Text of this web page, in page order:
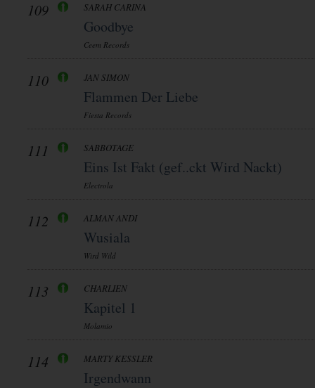
109 SARAH CARINA
Goodbye
Ceem Records
110 JAN SIMON
Flammen Der Liebe
Fiesta Records
111 SABBOTAGE
Eins Ist Fakt (gef..ckt Wird Nackt)
Electrola
112 ALMAN ANDI
Wusiala
Wird Wild
113 CHARLIEN
Kapitel 1
Molamio
114 MARTY KESSLER
Irgendwann